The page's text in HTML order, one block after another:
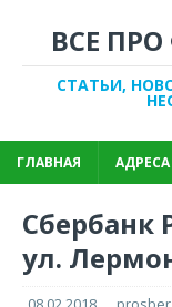
ВСЕ
СТАТЬИ,
ГЛАВНАЯ
Сбербанк
ул.